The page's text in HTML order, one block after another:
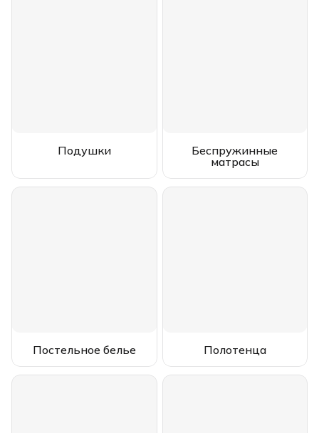
Подушки
Беспружинные
матрасы
Постельное белье Полотенца